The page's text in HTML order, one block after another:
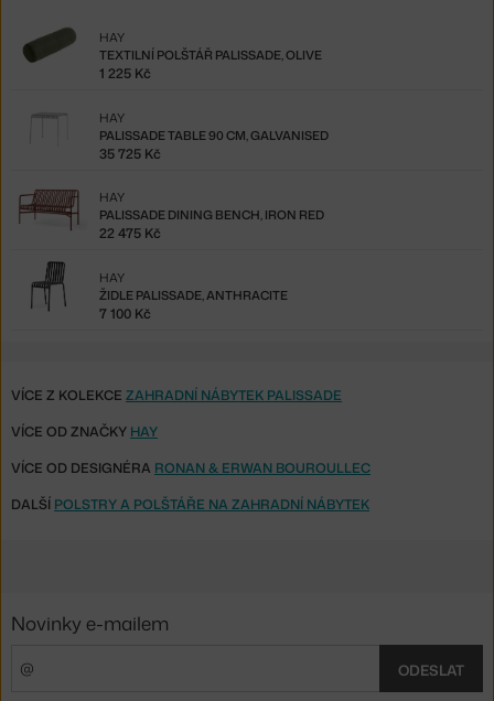
TEXTILNÍ POLŠTÁŘ PALISSADE, OLIVE
HAY
1 225 Kč
PALISSADE TABLE 90 CM, GALVANISED
HAY
35 725 Kč
PALISSADE DINING BENCH, IRON RED
HAY
22 475 Kč
ŽIDLE PALISSADE, ANTHRACITE
HAY
7 100 Kč
VÍCE Z KOLEKCE ZAHRADNÍ NÁBYTEK PALISSADE
VÍCE OD ZNAČKY HAY
VÍCE OD DESIGNÉRA RONAN & ERWAN BOUROULLEC
DALŠÍ POLSTRY A POLŠTÁŘE NA ZAHRADNÍ NÁBYTEK
Novinky e-mailem
ODESLAT